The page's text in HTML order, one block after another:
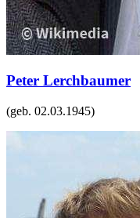
Peter Lerchbaumer
(geb. 02.03.1945)